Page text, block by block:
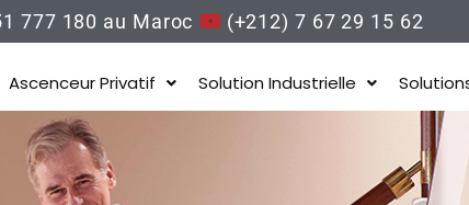
777 180 au Maroc (+212) 7 67 29 15 62
Ascenceur Privatif Solution Industrielle